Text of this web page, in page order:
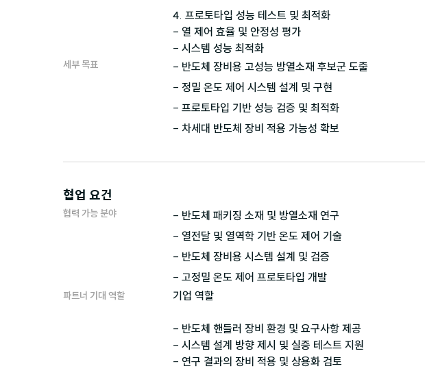
4. 프로토타입 성능 테스트 및 최적화
- 열 제어 효율 및 안정성 평가
세부 목표
- 반도체 장비용 고성능 방열소재 후보군 도출
- 정밀 온도 제어 시스템 설계 및 구현
- 프로토타입 기반 성능 검증 및 최적화
협업 요건
협력 가능 분야
- 반도체 패키징 소재 및 방열소재 연구
- 열전달 및 열역학 기반 온도 제어 기술
- 반도체 장비용 시스템 설계 및 검증
파트너 기대 역할 기업 역할
- 반도체 핸들러 장비 환경 및 요구사항 제공
- 시스템 설계 방향 제시 및 실증 테스트 지원
- 연구 결과의 장비 적용 및 상용화 검토